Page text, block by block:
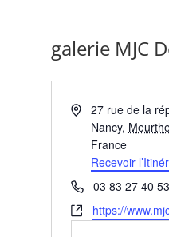
galerie MJC
Adresse27 rue de la
Nancy,
France
Recevoir
Téléphone
03 83 27 40 53
Site
https://